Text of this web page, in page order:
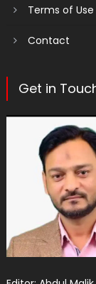
Terms of Use
Contact
Get in